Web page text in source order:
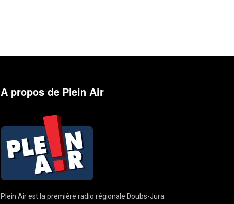
A propos de Plein Air
Plein Air est la première radio régionale Doubs-Jura.